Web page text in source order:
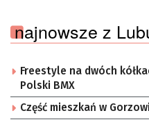
najnowsze z
Freestyle na dwóch
Polski BMX
Część mieszkań w